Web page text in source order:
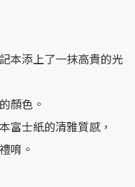
本添上了一抹高貴的光
顏色。
富士紙的清雅質感，
唷。